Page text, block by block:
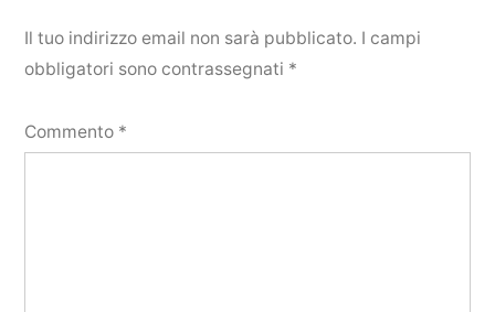
Il tuo indirizzo email non sarà pubblicato. I campi
obbligatori sono contrassegnati *
Commento *